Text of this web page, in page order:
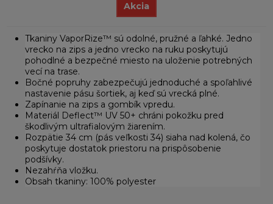
Akcia
Tkaniny VaporRize™ sú odolné, pružné a ľahké. Jedno
vrecko na zips a jedno vrecko na ruku poskytujú
pohodlné a bezpečné miesto na uloženie potrebných
vecí na trase.
Bočné popruhy zabezpečujú jednoduché a spoľahlivé
nastavenie pásu šortiek, aj keď sú vrecká plné.
Zapínanie na zips a gombík vpredu.
Materiál Deflect™ UV 50+ chráni pokožku pred
škodlivým ultrafialovým žiarením.
Rozpätie 34 cm (pás veľkosti 34) siaha nad kolená, čo
poskytuje dostatok priestoru na prispôsobenie
podšívky.
Nezahŕňa vložku.
Obsah tkaniny: 100% polyester